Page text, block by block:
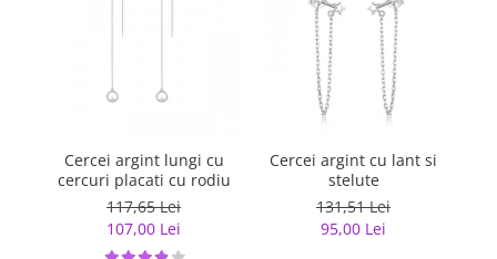
Cercei argint lungi cu
cercuri placati cu rodiu
117,65 Lei
107,00 Lei
Cercei argint cu lant si
stelute
131,51 Lei
95,00 Lei